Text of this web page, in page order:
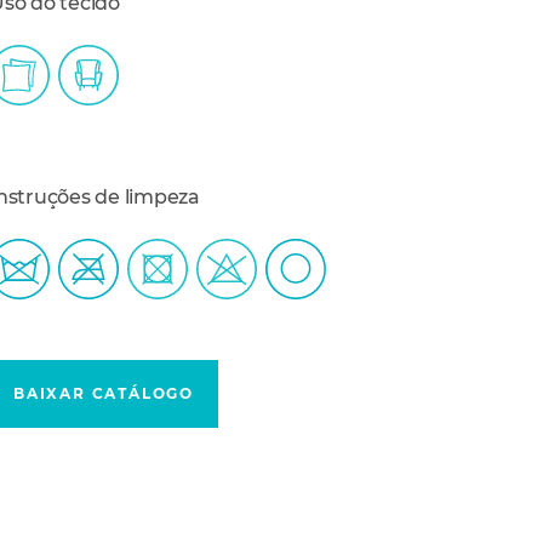
de limpeza
BAIXAR CATÁLOGO